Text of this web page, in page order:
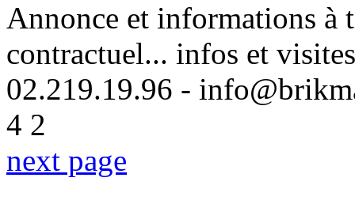
Annonce et informations
contractuel... infos et
02.219.19.96 -
4 2
next page